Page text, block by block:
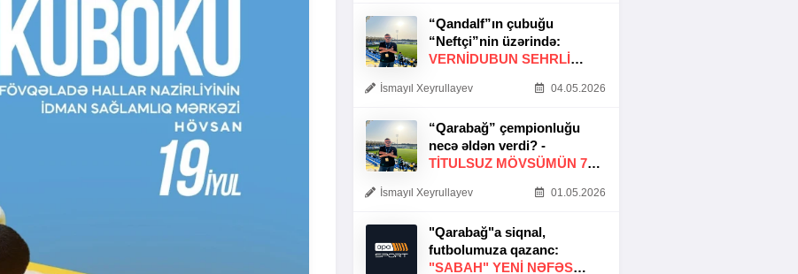
“Qandalf”ın çubuğu
“Neftçi”nin üzərində:
VERNİDUBUN SEHRLİ
İsmayıl Xeyrullayev 04.05.2026
“Qarabağ” çempionluğu
necə əldən verdi? -
TITULSUZ MÖVSÜMÜN 7
İsmayıl Xeyrullayev 01.05.2026
"Qarabağ"a siqnal,
futbolumuza qazanc:
"SABAH" YENI NƏFƏS